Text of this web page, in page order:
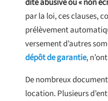
dite abusive ou « non
par la loi, ces clauses,
prélèvement
versement d’autres
dépôt de garantie,
De nombreux
location. Plusieurs